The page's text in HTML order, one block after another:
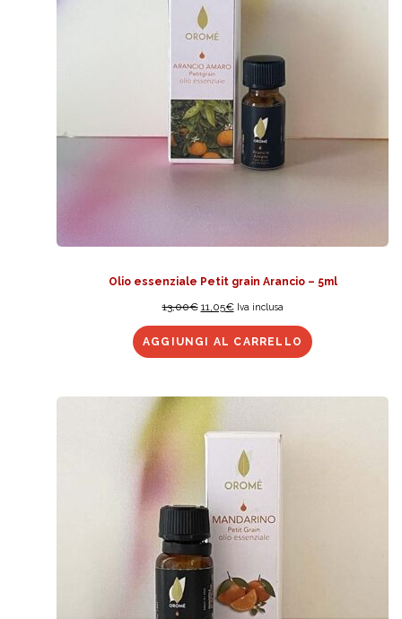
Olio essenziale Petit grain Arancio – 5ml
13,00€ 11,05€ Iva inclusa
AGGIUNGI AL CARRELLO